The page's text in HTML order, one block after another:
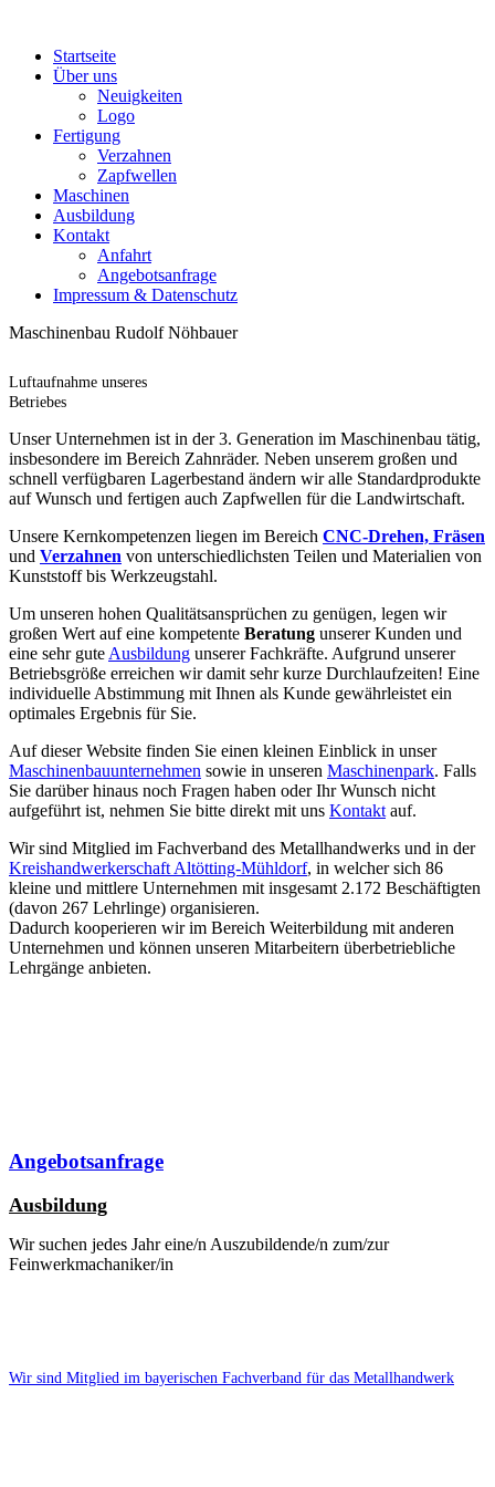
Startseite
Über uns
Neuigkeiten
Logo
Fertigung
Verzahnen
Zapfwellen
Maschinen
Ausbildung
Kontakt
Anfahrt
Angebotsanfrage
Impressum & Datenschutz
Maschinenbau Rudolf Nöhbauer
Luftaufnahme unseres
Betriebes
Unser Unternehmen ist in der 3. Generation im Maschinenbau tätig,
insbesondere im Bereich Zahnräder. Neben unserem großen und
schnell verfügbaren Lagerbestand ändern wir alle Standardprodukte
auf Wunsch und fertigen auch Zapfwellen für die Landwirtschaft.
Unsere Kernkompetenzen liegen im Bereich CNC-Drehen, Fräsen
und Verzahnen von unterschiedlichsten Teilen und Materialien von
Kunststoff bis Werkzeugstahl.
Um unseren hohen Qualitätsansprüchen zu genügen, legen wir
großen Wert auf eine kompetente Beratung unserer Kunden und
eine sehr gute Ausbildung unserer Fachkräfte. Aufgrund unserer
Betriebsgröße erreichen wir damit sehr kurze Durchlaufzeiten! Eine
individuelle Abstimmung mit Ihnen als Kunde gewährleistet ein
optimales Ergebnis für Sie.
Auf dieser Website finden Sie einen kleinen Einblick in unser
Maschinenbauunternehmen sowie in unseren Maschinenpark. Falls
Sie darüber hinaus noch Fragen haben oder Ihr Wunsch nicht
aufgeführt ist, nehmen Sie bitte direkt mit uns Kontakt auf.
Wir sind Mitglied im Fachverband des Metallhandwerks und in der
Kreishandwerkerschaft Altötting-Mühldorf, in welcher sich 86
kleine und mittlere Unternehmen mit insgesamt 2.172 Beschäftigten
(davon 267 Lehrlinge) organisieren.
Dadurch kooperieren wir im Bereich Weiterbildung mit anderen
Unternehmen und können unseren Mitarbeitern überbetriebliche
Lehrgänge anbieten.
Angebotsanfrage
Ausbildung
Wir suchen jedes Jahr eine/n Auszubildende/n zum/zur
Feinwerkmachaniker/in
Wir sind Mitglied im bayerischen Fachverband für das Metallhandwerk